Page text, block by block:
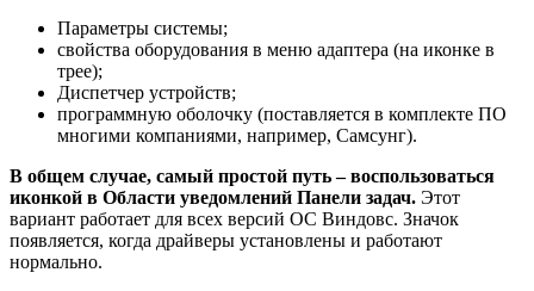
Параметры системы;
свойства оборудования в меню адаптера (на иконке в
трее);
Диспетчер устройств;
программную оболочку (поставляется в комплекте ПО
многими компаниями, например, Самсунг).
В общем случае, самый простой путь – воспользоваться
иконкой в Области уведомлений Панели задач. Этот
вариант работает для всех версий ОС Виндовс. Значок
появляется, когда драйверы установлены и работают
нормально.